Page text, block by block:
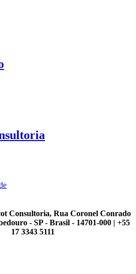
Consultoria, Rua Coronel Conrado
- SP - Brasil - 14701-000 | +55
17 3343 5111